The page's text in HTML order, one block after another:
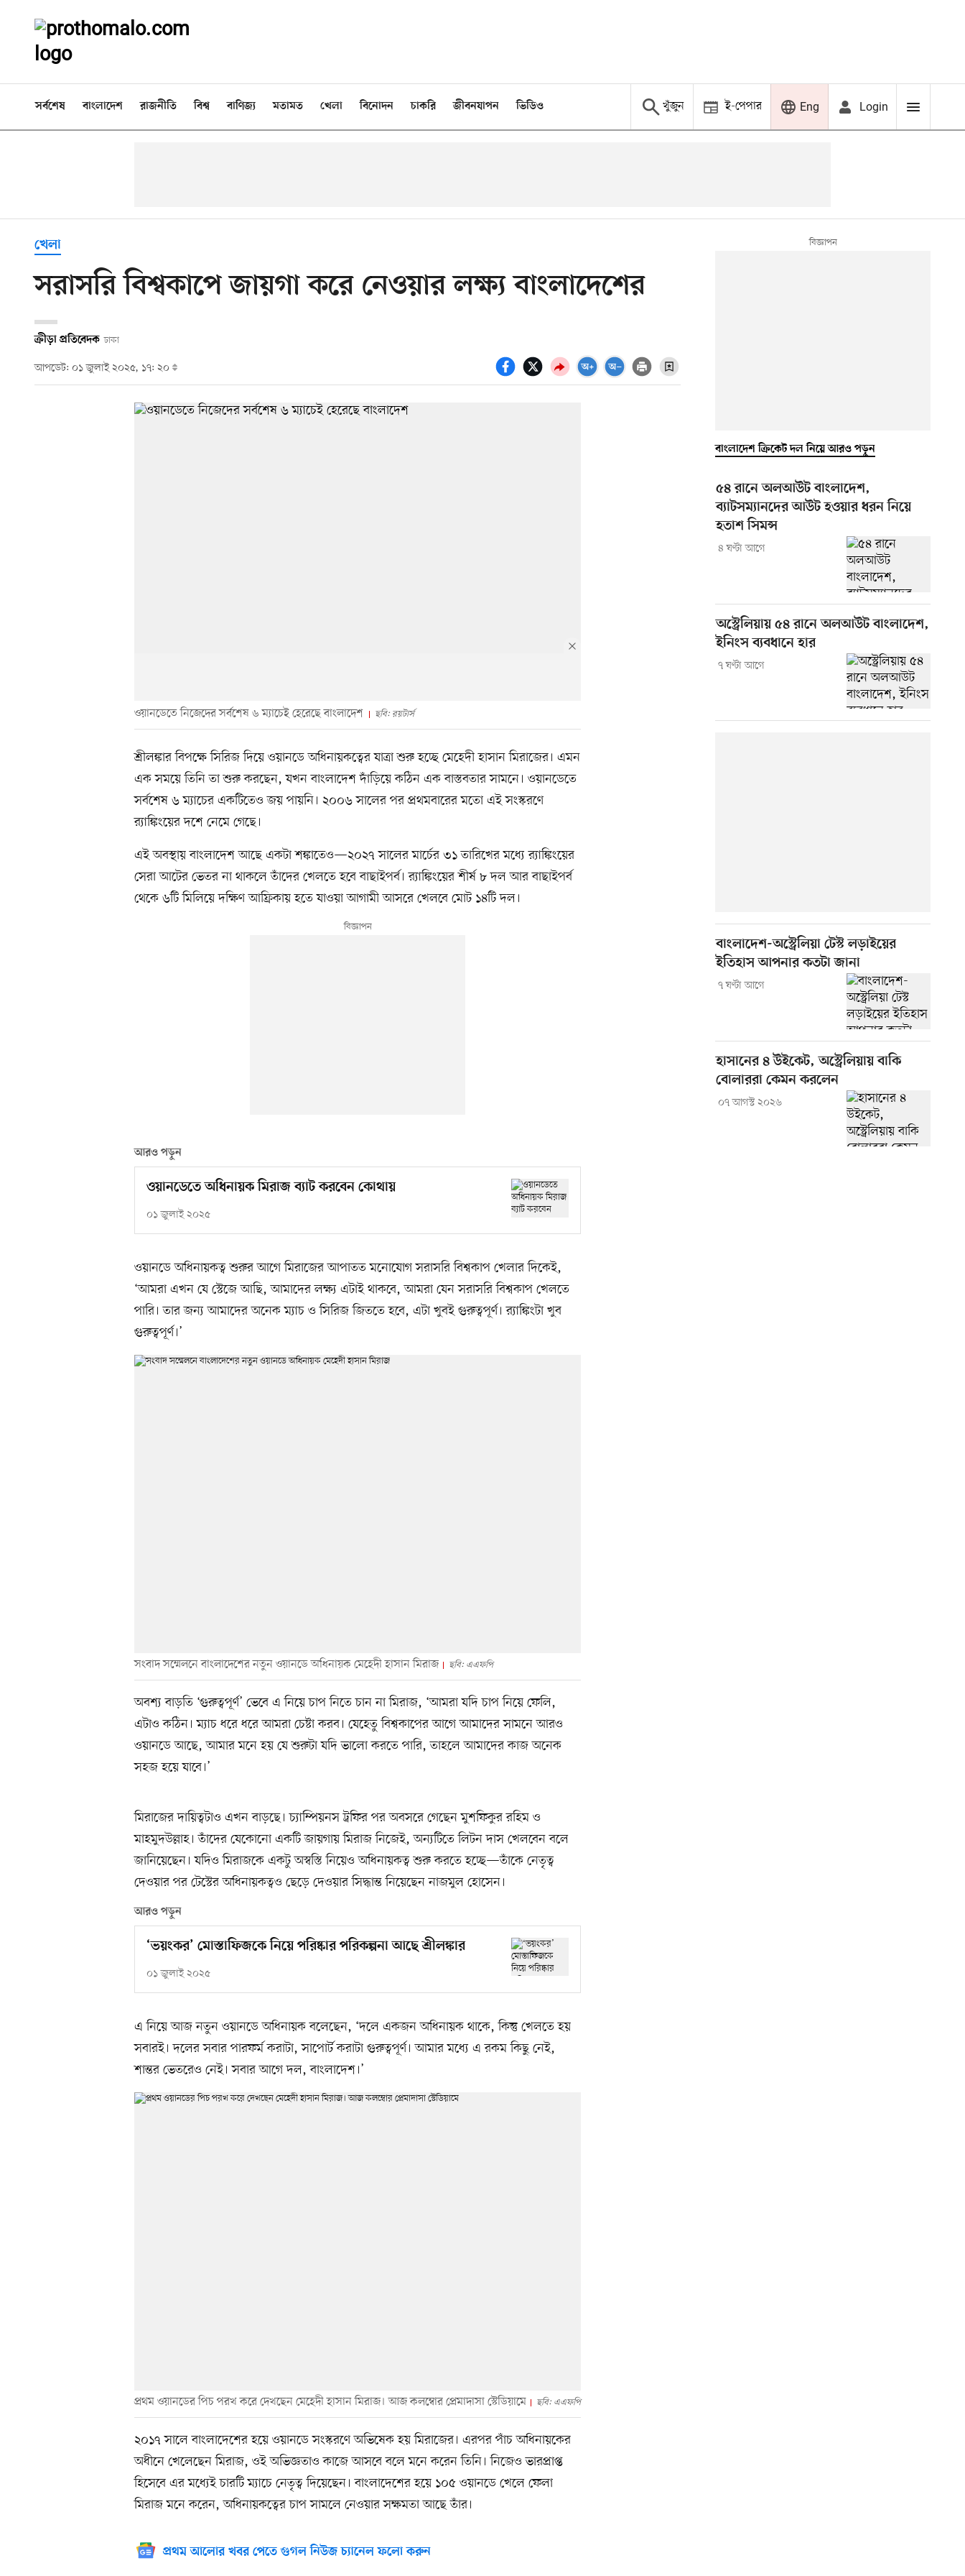
সর্বশেষ বাংলাদেশ রাজনীতি বিশ্ব বাণিজ্য মতামত খেলা বিনোদন চাকরি জীবনযাপন ভিডিও খুঁজুন ই-পেপার Eng Login
খেলা
সরাসরি বিশ্বকাপে জায়গা করে নেওয়ার লক্ষ্য বাংলাদেশের
ক্রীড়া প্রতিবেদক ঢাকা
আপডেট: ০১ জুলাই ২০২৫, ১৭: ২০
ওয়ানডেতে নিজেদের সর্বশেষ ৬ ম্যাচেই হেরেছে বাংলাদেশ ছবি: রয়টার্স
শ্রীলঙ্কার বিপক্ষে সিরিজ দিয়ে ওয়ানডে অধিনায়কত্বের যাত্রা শুরু হচ্ছে মেহেদী হাসান মিরাজের। এমন
এক সময়ে তিনি তা শুরু করছেন, যখন বাংলাদেশ দাঁড়িয়ে কঠিন এক বাস্তবতার সামনে। ওয়ানডেতে
সর্বশেষ ৬ ম্যাচের একটিতেও জয় পায়নি। ২০০৬ সালের পর প্রথমবারের মতো এই সংস্করণে
র‍্যাঙ্কিংয়ের দশে নেমে গেছে।
এই অবস্থায় বাংলাদেশ আছে একটা শঙ্কাতেও—২০২৭ সালের মার্চের ৩১ তারিখের মধ্যে র‍্যাঙ্কিংয়ের
সেরা আটের ভেতর না থাকলে তাঁদের খেলতে হবে বাছাইপর্ব। র‍্যাঙ্কিংয়ের শীর্ষ ৮ দল আর বাছাইপর্ব
থেকে ৬টি মিলিয়ে দক্ষিণ আফ্রিকায় হতে যাওয়া আগামী আসরে খেলবে মোট ১৪টি দল।
আরও পড়ুন
ওয়ানডেতে অধিনায়ক মিরাজ ব্যাট করবেন কোথায়
০১ জুলাই ২০২৫
ওয়ানডে অধিনায়কত্ব শুরুর আগে মিরাজের আপাতত মনোযোগ সরাসরি বিশ্বকাপ খেলার দিকেই,
‘আমরা এখন যে স্টেজে আছি, আমাদের লক্ষ্য এটাই থাকবে, আমরা যেন সরাসরি বিশ্বকাপ খেলতে
পারি। তার জন্য আমাদের অনেক ম্যাচ ও সিরিজ জিততে হবে, এটা খুবই গুরুত্বপূর্ণ। র‍্যাঙ্কিংটা খুব
গুরুত্বপূর্ণ।’
সংবাদ সম্মেলনে বাংলাদেশের নতুন ওয়ানডে অধিনায়ক মেহেদী হাসান মিরাজ ছবি: এএফপি
অবশ্য বাড়তি ‘গুরুত্বপূর্ণ’ ভেবে এ নিয়ে চাপ নিতে চান না মিরাজ, ‘আমরা যদি চাপ নিয়ে ফেলি,
এটাও কঠিন। ম্যাচ ধরে ধরে আমরা চেষ্টা করব। যেহেতু বিশ্বকাপের আগে আমাদের সামনে আরও
ওয়ানডে আছে, আমার মনে হয় যে শুরুটা যদি ভালো করতে পারি, তাহলে আমাদের কাজ অনেক
সহজ হয়ে যাবে।’
মিরাজের দায়িত্বটাও এখন বাড়ছে। চ্যাম্পিয়নস ট্রফির পর অবসরে গেছেন মুশফিকুর রহিম ও
মাহমুদউল্লাহ। তাঁদের যেকোনো একটি জায়গায় মিরাজ নিজেই, অন্যটিতে লিটন দাস খেলবেন বলে
জানিয়েছেন। যদিও মিরাজকে একটু অস্বস্তি নিয়েও অধিনায়কত্ব শুরু করতে হচ্ছে—তাঁকে নেতৃত্ব
দেওয়ার পর টেস্টের অধিনায়কত্বও ছেড়ে দেওয়ার সিদ্ধান্ত নিয়েছেন নাজমুল হোসেন।
আরও পড়ুন
‘ভয়ংকর’ মোস্তাফিজকে নিয়ে পরিষ্কার পরিকল্পনা আছে শ্রীলঙ্কার
০১ জুলাই ২০২৫
এ নিয়ে আজ নতুন ওয়ানডে অধিনায়ক বলেছেন, ‘দলে একজন অধিনায়ক থাকে, কিন্তু খেলতে হয়
সবারই। দলের সবার পারফর্ম করাটা, সাপোর্ট করাটা গুরুত্বপূর্ণ। আমার মধ্যে এ রকম কিছু নেই,
শান্তর ভেতরেও নেই। সবার আগে দল, বাংলাদেশ।’
প্রথম ওয়ানডের পিচ পরখ করে দেখছেন মেহেদী হাসান মিরাজ। আজ কলম্বোর প্রেমাদাসা স্টেডিয়ামে ছবি: এএফপি
২০১৭ সালে বাংলাদেশের হয়ে ওয়ানডে সংস্করণে অভিষেক হয় মিরাজের। এরপর পাঁচ অধিনায়কের
অধীনে খেলেছেন মিরাজ, ওই অভিজ্ঞতাও কাজে আসবে বলে মনে করেন তিনি। নিজেও ভারপ্রাপ্ত
হিসেবে এর মধ্যেই চারটি ম্যাচে নেতৃত্ব দিয়েছেন। বাংলাদেশের হয়ে ১০৫ ওয়ানডে খেলে ফেলা
মিরাজ মনে করেন, অধিনায়কত্বের চাপ সামলে নেওয়ার সক্ষমতা আছে তাঁর।
প্রথম আলোর খবর পেতে গুগল নিউজ চ্যানেল ফলো করুন
বাংলাদেশ ক্রিকেট দল নিয়ে আরও পড়ুন
৫৪ রানে অলআউট বাংলাদেশ,
ব্যাটসম্যানদের আউট হওয়ার ধরন নিয়ে
হতাশ সিমন্স
৪ ঘণ্টা আগে
অস্ট্রেলিয়ায় ৫৪ রানে অলআউট বাংলাদেশ,
ইনিংস ব্যবধানে হার
৭ ঘণ্টা আগে
বাংলাদেশ-অস্ট্রেলিয়া টেস্ট লড়াইয়ের
ইতিহাস আপনার কতটা জানা
৭ ঘণ্টা আগে
হাসানের ৪ উইকেট, অস্ট্রেলিয়ায় বাকি
বোলাররা কেমন করলেন
০৭ আগস্ট ২০২৬